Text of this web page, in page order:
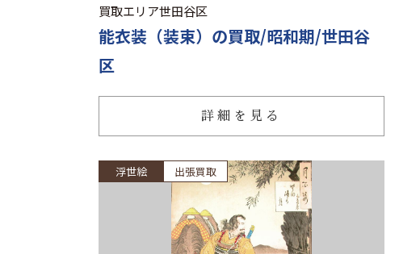
買取エリア世田谷区
能衣装（装束）の買取/昭和期/世田谷
区
詳細を見る
浮世絵 出張買取